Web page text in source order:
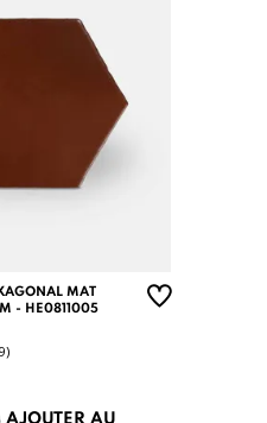
MAT
- HE0811005
AJOUTER AU